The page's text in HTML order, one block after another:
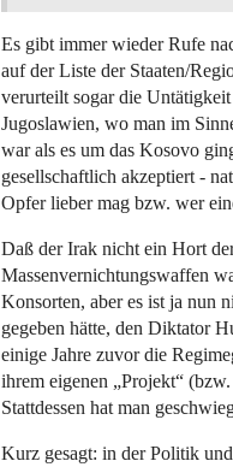
Es gibt immer wieder Rufe
auf der Liste der Staaten/
verurteilt sogar die
Jugoslawien, wo man im
war als es um das Kosovo
gesellschaftlich akzeptiert -
Opfer lieber mag bzw. wer
Daß der Irak nicht ein Hort
Massenvernichtungswaffen
Konsorten, aber es ist ja nun
gegeben hätte, den Diktator
einige Jahre zuvor die
ihrem eigenen „Projekt“
Stattdessen hat man
Kurz gesagt: in der Politik